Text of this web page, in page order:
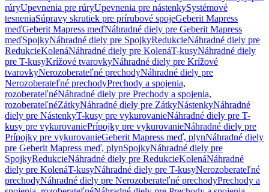
rúryUpevnenia pre rúryUpevnenia pre nástenkySystémové
tesneniaSúpravy skrutiek pre prírubové spojeGeberit Mapress
meďGeberit Mapress meďNáhradné diely pre Geberit Mapress
meďSpojkyNáhradné diely pre SpojkyRedukcieNáhradné diely pre
RedukcieKolenáNáhradné diely pre KolenáT-kusyNáhradné diely
pre T-kusyKrížové tvarovkyNáhradné diely pre Krížové
tvarovkyNerozoberateľné prechodyNáhradné diely pre
Nerozoberateľné prechodyPrechody a spojenia,
rozoberateľnéNáhradné diely pre Prechody a spojenia,
rozoberateľnéZátkyNáhradné diely pre ZátkyNástenkyNáhradné
diely pre NástenkyT-kusy pre vykurovanieNáhradné diely pre T-
kusy pre vykurovaniePrípojky pre vykurovanieNáhradné diely pre
Prípojky pre vykurovanieGeberit Mapress meď, plynNáhradné diely
pre Geberit Mapress meď, plynSpojkyNáhradné diely pre
SpojkyRedukcieNáhradné diely pre RedukcieKolenáNáhradné
diely pre KolenáT-kusyNáhradné diely pre T-kusyNerozoberateľné
prechodyNáhradné diely pre Nerozoberateľné prechodyPrechody a